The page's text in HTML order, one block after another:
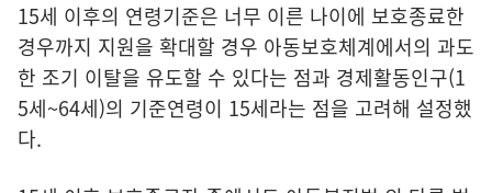
15세 이후의 연령기준은 너무 이른 나이에 보호종료한
경우까지 지원을 확대할 경우 아동보호체계에서의 과도
한 조기 이탈을 유도할 수 있다는 점과 경제활동인구(1
5세~64세)의 기준연령이 15세라는 점을 고려해 설정했
다.